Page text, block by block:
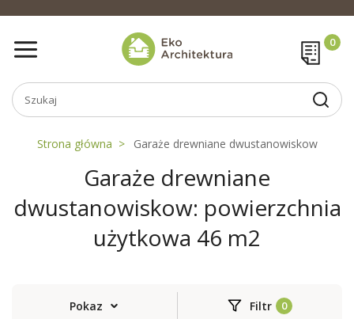
Strona główna Garaże drewniane dwustanowiskow
Garaże drewniane
dwustanowiskow: powierzchnia
użytkowa 46 m2
Pokaz Filtr